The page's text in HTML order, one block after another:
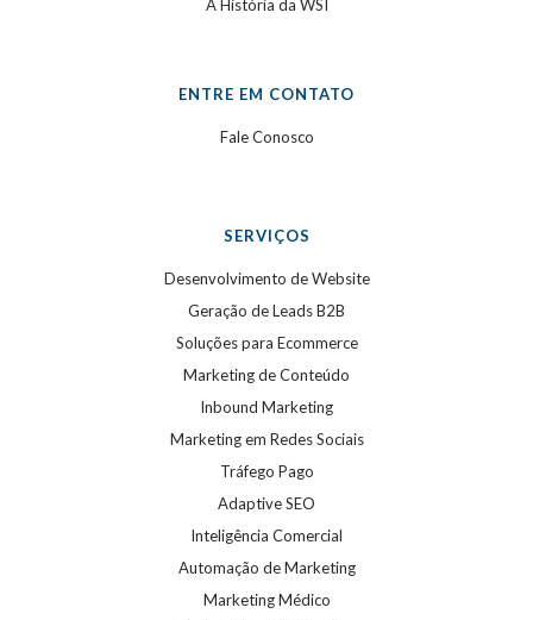
A História da WSI
ENTRE EM CONTATO
Fale Conosco
SERVIÇOS
Desenvolvimento de Website
Geração de Leads B2B
Soluções para Ecommerce
Marketing de Conteúdo
Inbound Marketing
Marketing em Redes Sociais
Tráfego Pago
Adaptive SEO
Inteligência Comercial
Automação de Marketing
Marketing Médico